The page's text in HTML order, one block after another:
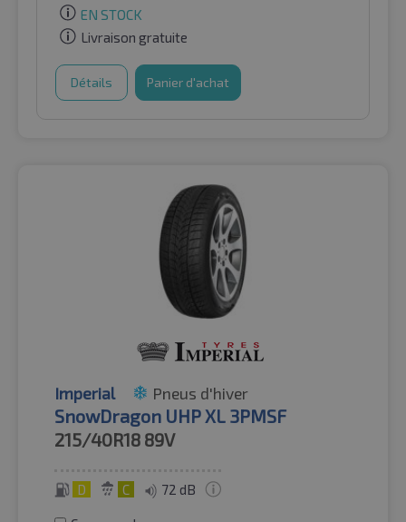
EN STOCK
Livraison gratuite
Détails Panier d'achat
Imperial Pneus d'hiver
SnowDragon UHP XL 3PMSF
215/40R18 89V
D C 72 dB